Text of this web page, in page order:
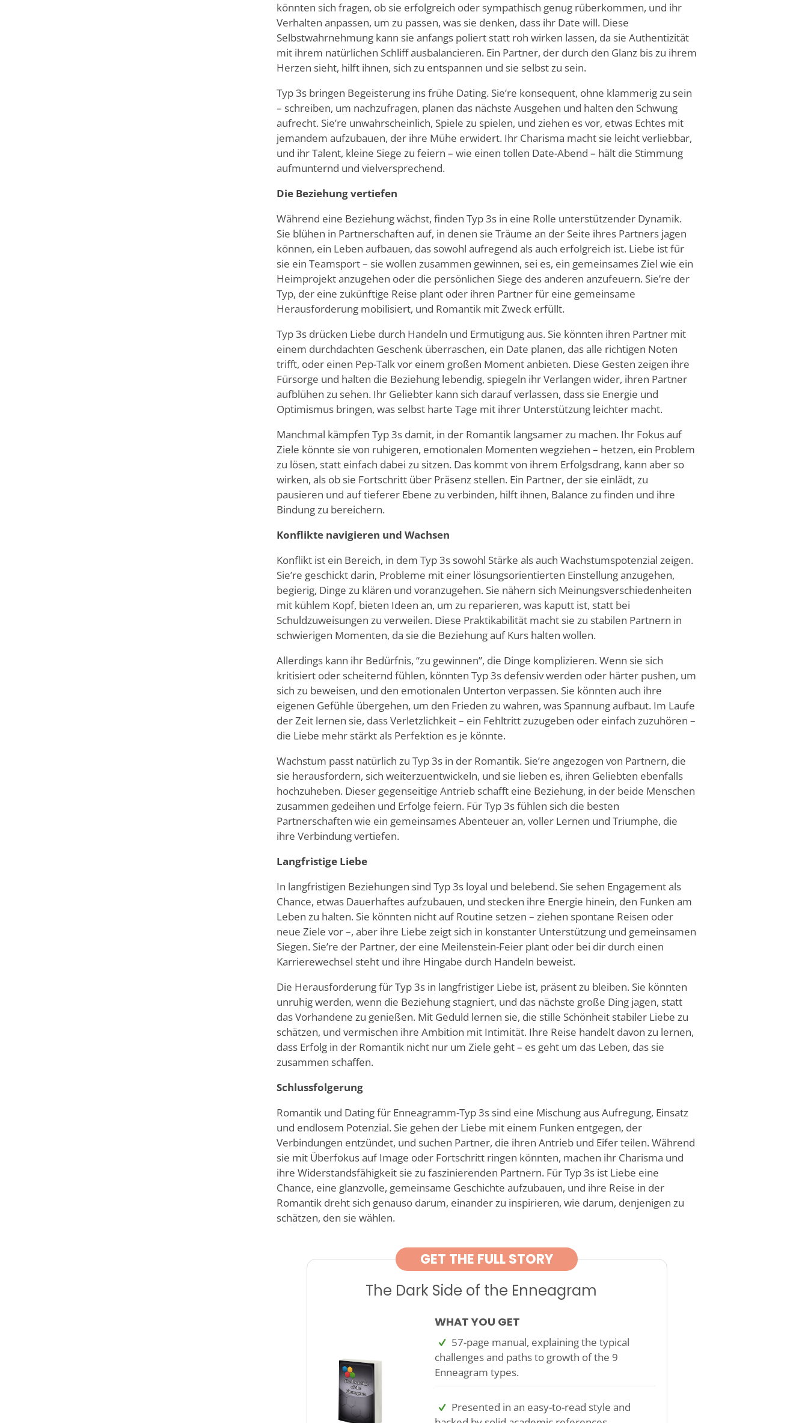
könnten sich fragen, ob sie erfolgreich oder sympathisch genug rüberkommen, und ihr
Verhalten anpassen, um zu passen, was sie denken, dass ihr Date will. Diese
Selbstwahrnehmung kann sie anfangs poliert statt roh wirken lassen, da sie Authentizität
mit ihrem natürlichen Schliff ausbalancieren. Ein Partner, der durch den Glanz bis zu ihrem
Herzen sieht, hilft ihnen, sich zu entspannen und sie selbst zu sein.
Typ 3s bringen Begeisterung ins frühe Dating. Sie’re konsequent, ohne klammerig zu sein
– schreiben, um nachzufragen, planen das nächste Ausgehen und halten den Schwung
aufrecht. Sie’re unwahrscheinlich, Spiele zu spielen, und ziehen es vor, etwas Echtes mit
jemandem aufzubauen, der ihre Mühe erwidert. Ihr Charisma macht sie leicht verliebbar,
und ihr Talent, kleine Siege zu feiern – wie einen tollen Date-Abend – hält die Stimmung
aufmunternd und vielversprechend.
Die Beziehung vertiefen
Während eine Beziehung wächst, finden Typ 3s in eine Rolle unterstützender Dynamik.
Sie blühen in Partnerschaften auf, in denen sie Träume an der Seite ihres Partners jagen
können, ein Leben aufbauen, das sowohl aufregend als auch erfolgreich ist. Liebe ist für
sie ein Teamsport – sie wollen zusammen gewinnen, sei es, ein gemeinsames Ziel wie ein
Heimprojekt anzugehen oder die persönlichen Siege des anderen anzufeuern. Sie’re der
Typ, der eine zukünftige Reise plant oder ihren Partner für eine gemeinsame
Herausforderung mobilisiert, und Romantik mit Zweck erfüllt.
Typ 3s drücken Liebe durch Handeln und Ermutigung aus. Sie könnten ihren Partner mit
einem durchdachten Geschenk überraschen, ein Date planen, das alle richtigen Noten
trifft, oder einen Pep-Talk vor einem großen Moment anbieten. Diese Gesten zeigen ihre
Fürsorge und halten die Beziehung lebendig, spiegeln ihr Verlangen wider, ihren Partner
aufblühen zu sehen. Ihr Geliebter kann sich darauf verlassen, dass sie Energie und
Optimismus bringen, was selbst harte Tage mit ihrer Unterstützung leichter macht.
Manchmal kämpfen Typ 3s damit, in der Romantik langsamer zu machen. Ihr Fokus auf
Ziele könnte sie von ruhigeren, emotionalen Momenten wegziehen – hetzen, ein Problem
zu lösen, statt einfach dabei zu sitzen. Das kommt von ihrem Erfolgsdrang, kann aber so
wirken, als ob sie Fortschritt über Präsenz stellen. Ein Partner, der sie einlädt, zu
pausieren und auf tieferer Ebene zu verbinden, hilft ihnen, Balance zu finden und ihre
Bindung zu bereichern.
Konflikte navigieren und Wachsen
Konflikt ist ein Bereich, in dem Typ 3s sowohl Stärke als auch Wachstumspotenzial zeigen.
Sie’re geschickt darin, Probleme mit einer lösungsorientierten Einstellung anzugehen,
begierig, Dinge zu klären und voranzugehen. Sie nähern sich Meinungsverschiedenheiten
mit kühlem Kopf, bieten Ideen an, um zu reparieren, was kaputt ist, statt bei
Schuldzuweisungen zu verweilen. Diese Praktikabilität macht sie zu stabilen Partnern in
schwierigen Momenten, da sie die Beziehung auf Kurs halten wollen.
Allerdings kann ihr Bedürfnis, “zu gewinnen”, die Dinge komplizieren. Wenn sie sich
kritisiert oder scheiternd fühlen, könnten Typ 3s defensiv werden oder härter pushen, um
sich zu beweisen, und den emotionalen Unterton verpassen. Sie könnten auch ihre
eigenen Gefühle übergehen, um den Frieden zu wahren, was Spannung aufbaut. Im Laufe
der Zeit lernen sie, dass Verletzlichkeit – ein Fehltritt zuzugeben oder einfach zuzuhören –
die Liebe mehr stärkt als Perfektion es je könnte.
Wachstum passt natürlich zu Typ 3s in der Romantik. Sie’re angezogen von Partnern, die
sie herausfordern, sich weiterzuentwickeln, und sie lieben es, ihren Geliebten ebenfalls
hochzuheben. Dieser gegenseitige Antrieb schafft eine Beziehung, in der beide Menschen
zusammen gedeihen und Erfolge feiern. Für Typ 3s fühlen sich die besten
Partnerschaften wie ein gemeinsames Abenteuer an, voller Lernen und Triumphe, die
ihre Verbindung vertiefen.
Langfristige Liebe
In langfristigen Beziehungen sind Typ 3s loyal und belebend. Sie sehen Engagement als
Chance, etwas Dauerhaftes aufzubauen, und stecken ihre Energie hinein, den Funken am
Leben zu halten. Sie könnten nicht auf Routine setzen – ziehen spontane Reisen oder
neue Ziele vor –, aber ihre Liebe zeigt sich in konstanter Unterstützung und gemeinsamen
Siegen. Sie’re der Partner, der eine Meilenstein-Feier plant oder bei dir durch einen
Karrierewechsel steht und ihre Hingabe durch Handeln beweist.
Die Herausforderung für Typ 3s in langfristiger Liebe ist, präsent zu bleiben. Sie könnten
unruhig werden, wenn die Beziehung stagniert, und das nächste große Ding jagen, statt
das Vorhandene zu genießen. Mit Geduld lernen sie, die stille Schönheit stabiler Liebe zu
schätzen, und vermischen ihre Ambition mit Intimität. Ihre Reise handelt davon zu lernen,
dass Erfolg in der Romantik nicht nur um Ziele geht – es geht um das Leben, das sie
zusammen schaffen.
Schlussfolgerung
Romantik und Dating für Enneagramm-Typ 3s sind eine Mischung aus Aufregung, Einsatz
und endlosem Potenzial. Sie gehen der Liebe mit einem Funken entgegen, der
Verbindungen entzündet, und suchen Partner, die ihren Antrieb und Eifer teilen. Während
sie mit Überfokus auf Image oder Fortschritt ringen könnten, machen ihr Charisma und
ihre Widerstandsfähigkeit sie zu faszinierenden Partnern. Für Typ 3s ist Liebe eine
Chance, eine glanzvolle, gemeinsame Geschichte aufzubauen, und ihre Reise in der
Romantik dreht sich genauso darum, einander zu inspirieren, wie darum, denjenigen zu
schätzen, den sie wählen.
GET THE FULL STORY
The Dark Side of the Enneagram
WHAT YOU GET
57-page manual, explaining the typical
challenges and paths to growth of the 9
Enneagram types.
Presented in an easy-to-read style and